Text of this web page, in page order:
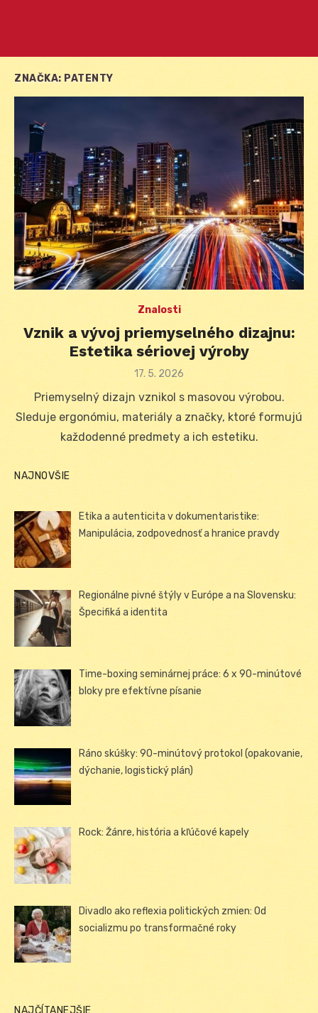
ZNAČKA: PATENTY
Znalosti
Vznik a vývoj priemyselného dizajnu:
Estetika sériovej výroby
Posted
17. 5. 2026
Priemyselný dizajn vznikol s masovou výrobou.
Sleduje ergonómiu, materiály a značky, ktoré formujú
každodenné predmety a ich estetiku.
NAJNOVŠIE
Etika a autenticita v dokumentaristike:
Manipulácia, zodpovednosť a hranice pravdy
Regionálne pivné štýly v Európe a na Slovensku:
Špecifiká a identita
Time-boxing seminárnej práce: 6 x 90-minútové
bloky pre efektívne písanie
Ráno skúšky: 90-minútový protokol (opakovanie,
dýchanie, logistický plán)
Rock: Žánre, história a kľúčové kapely
Divadlo ako reflexia politických zmien: Od
socializmu po transformačné roky